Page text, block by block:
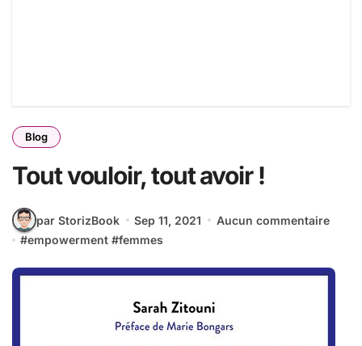
Blog
Tout vouloir, tout avoir !
par StorizBook Sep 11, 2021
Aucun commentaire
#empowerment #femmes